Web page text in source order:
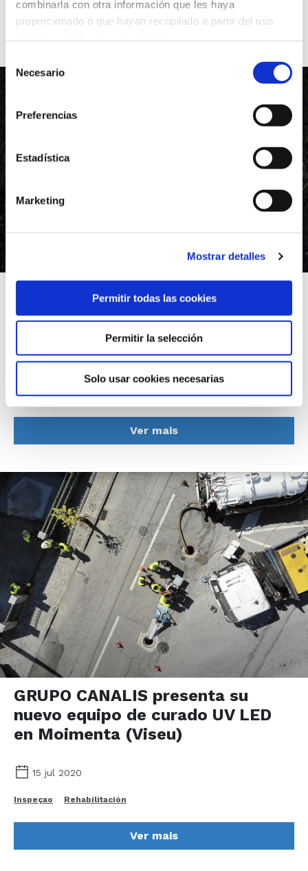
combinarla con otra información que les haya
proporcionado o que hayan recopilado a partir del uso
Necesario
Preferencias
Estadística
Marketing
Mostrar detalles
Permitir todas las cookies
Permitir la selección
Solo usar cookies necesarias
Ver mais
GRUPO CANALIS rehabilita los
colectores de Plaza América
(Vigo)
Inspeçao Rehabilitación
Ver mais
GRUPO CANALIS presenta su
nuevo equipo de curado UV LED
en Moimenta (Viseu)
15 jul 2020
Inspeçao Rehabilitación
Ver mais